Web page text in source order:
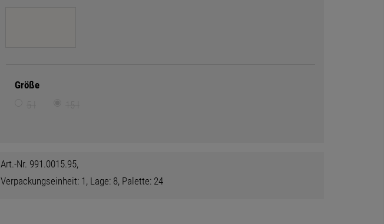
Größe
Art.-Nr. 991.0015.95,
Verpackungseinheit: 1, Lage: 8, Palette: 24